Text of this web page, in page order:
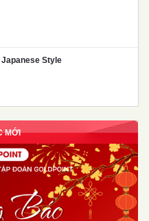
Japanese Style
MỚI